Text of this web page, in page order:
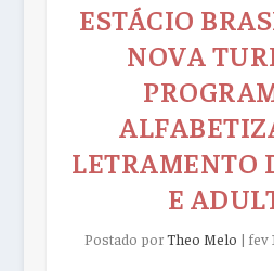
ESTÁCIO
NOVA
LETRAMENTO
E
Postado porTheo Melo | fev